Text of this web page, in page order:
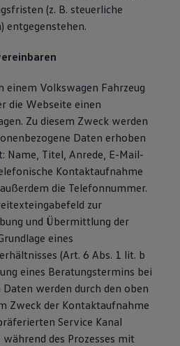
(z. B. steuerliche
entgegenstehen.
einem Volkswagen Fahrzeug
die Webseite einen
Zu diesem Zweck werden
Daten erhoben
Name, Titel, Anrede, E-Mail-
Kontaktaufnahme
die Telefonnummer.
zur
und Übermittlung der
eines
(Art. 6 Abs. 1 lit. b
eines Beratungstermins bei
werden durch den oben
Zweck der Kontaktaufnahme
Service Kanal
des Prozesses mit